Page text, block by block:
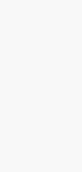
台
】华住集团
靠规模取胜，华
长引擎是什么？